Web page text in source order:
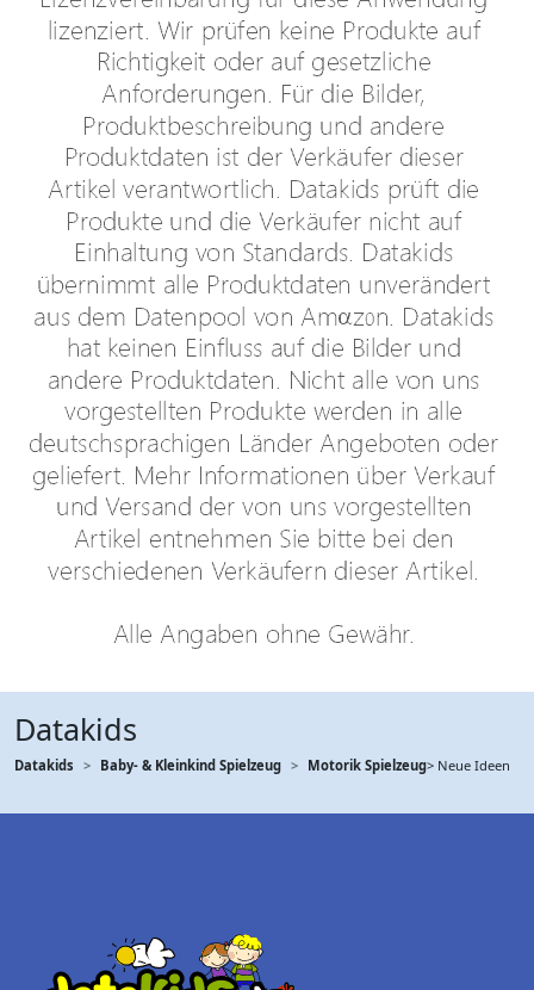
Datakids
Datakids Baby- & Kleinkind Spielzeug Motorik Spielzeug> Neue Ideen